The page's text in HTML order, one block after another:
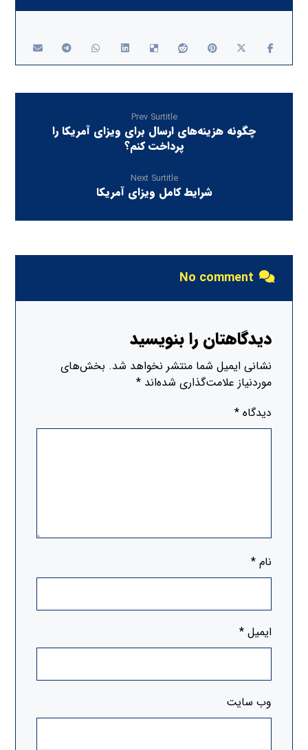
Prev Surtitle
چگونه هزینه‌های ارسال برای ویزای آمریکا را
پرداخت کنم؟
Next Surtitle
شرایط کامل ویزای آمریکا
No comment
دیدگاهتان را بنویسید
نشانی ایمیل شما منتشر نخواهد شد. بخش‌های
موردنیاز علامت‌گذاری شده‌اند*
دیدگاه*
نام*
ایمیل*
وب‌ سایت